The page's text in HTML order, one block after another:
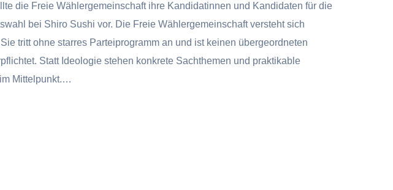
die Freie Wählergemeinschaft ihre Kandidatinnen und Kandidaten für die
bei Shiro Sushi vor. Die Freie Wählergemeinschaft versteht sich
tritt ohne starres Parteiprogramm an und ist keinen übergeordneten
Statt Ideologie stehen konkrete Sachthemen und praktikable
Mittelpunkt.…